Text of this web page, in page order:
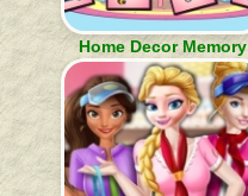
Home Decor Memory